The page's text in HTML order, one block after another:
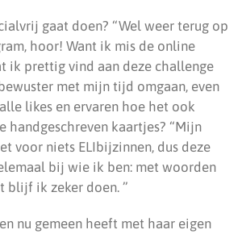
gaat doen? “Wel weer terug op
hoor! Want ik mis de online
ik prettig vind aan deze challenge
met mijn tijd omgaan, even
likes en ervaren hoe het ook
handgeschreven kaartjes? “Mijn
voor niets ELIbijzinnen, dus deze
bij wie ik ben: met woorden
blijf ik zeker doen. ”
nu gemeen heeft met haar eigen